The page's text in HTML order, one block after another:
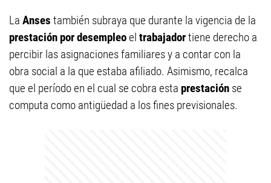
La Anses también subraya que durante la vigencia de la
prestación por desempleoel trabajadortiene derecho a
percibir las asignaciones familiares y a contar con la
obra social a la que estaba afiliado. Asimismo, recalca
que el período en el cual se cobra esta prestación se
computa como antigüedad a los fines previsionales.